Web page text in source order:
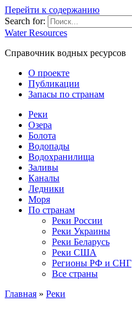
Перейти к содержанию
Search for:
Water Resources
Справочник водных ресурсов
О проекте
Публикации
Запасы по странам
Реки
Озера
Болота
Водопады
Водохранилища
Заливы
Каналы
Ледники
Моря
По странам
Реки России
Реки Украины
Реки Беларусь
Реки США
Регионы РФ и СНГ
Все страны
Главная » Реки